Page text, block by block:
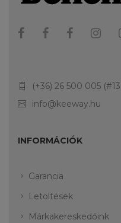
(+36) 26 500 005
info@keeway.hu
INFORMÁCIÓK
Garancia
Letöltések
Márkakereskedőink